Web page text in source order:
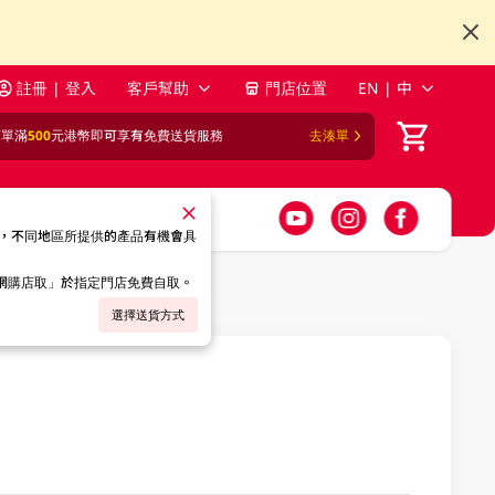
註冊 | 登入 客戶幫助 門店位置 EN | 中
滿500元港幣即可享有免費送貨服務 去湊單
不同地區所提供的產品有機會具
購店取」於指定門店免費自取。
選擇送貨方式